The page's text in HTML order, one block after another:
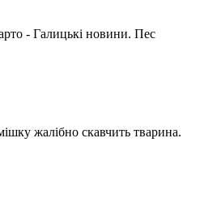
- Галицькі новини. Пес
жалібно скавчить тварина.